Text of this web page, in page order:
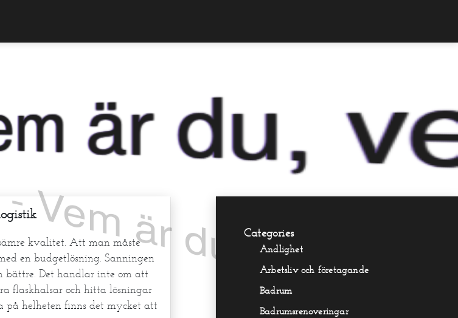
är du, vem är jag?
kvalitet. Att man måste
en budgetlösning. Sanningen
bättre. Det handlar inte om att
flaskhalsar och hitta lösningar
på helheten finns det mycket att
Categories
Andlighet
Arbetsliv och företagande
Badrum
Badrumsrenoveringar